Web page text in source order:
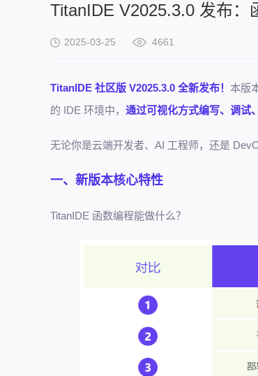
TitanIDE V2025.3.0 发布：
2025-03-25 4661
TitanIDE 社区版 V2025.3.0 全新发布！ 本版
的 IDE 环境中， 通过可视化方式编写、调试
无论你是云端开发者、AI 工程师，还是
一、新版本核心特性
TitanIDE 函数编程能做什么？